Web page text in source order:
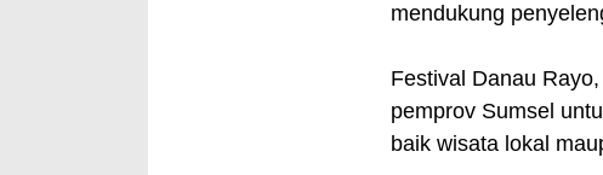
mendukung
Festival Danau
pemprov Sumsel
baik wisata lokal